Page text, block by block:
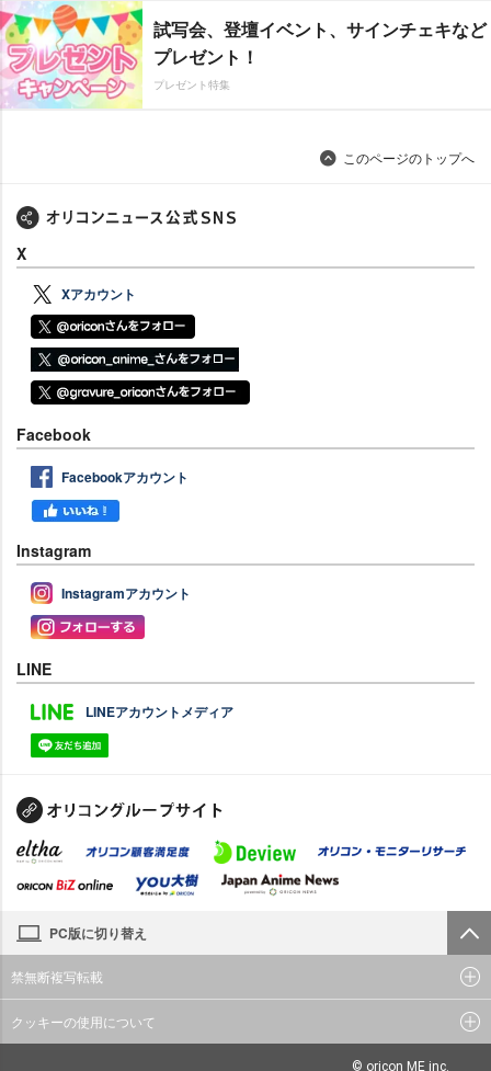
試写会、登壇イベント、サインチェキなど
プレゼント！
プレゼント特集
このページのトップへ
X
Xアカウント
Facebook
Facebookアカウント
Instagram
Instagramアカウント
LINE
LINEアカウントメディア
PC版に切り替え
禁無断複写転載
クッキーの使用について
© oricon ME inc.